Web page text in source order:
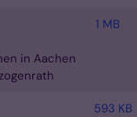
in Aachen
1 MB
593 KB